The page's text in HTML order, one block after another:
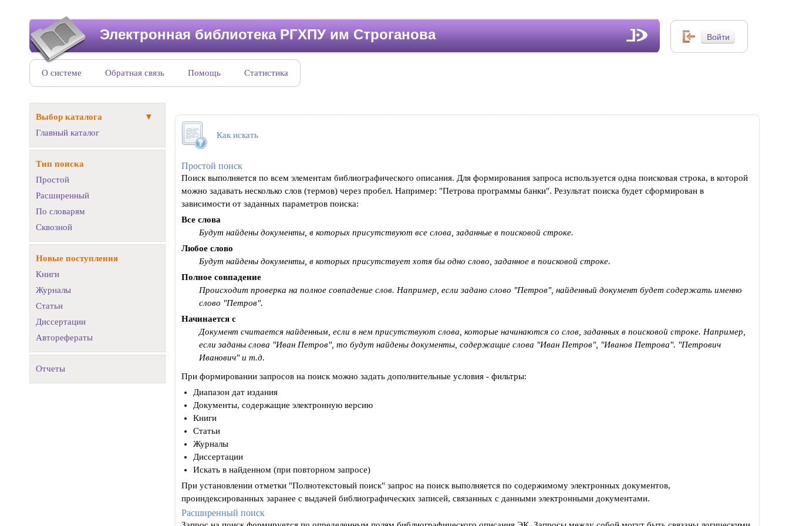
Электронная библиотека РГХПУ им Строганова
О системе Обратная связь Помощь Статистика
Выбор каталога
Главный каталог
Тип поиска
Простой
Расширенный
По словарям
Сквозной
Новые поступления
Книги
Журналы
Статьи
Диссертации
Авторефераты
Отчеты
Как искать
Простой поиск
Поиск выполняется по всем элементам библиографического описания. Для формирования запроса используется одна поисковая строка, в которой
можно задавать несколько слов (термов) через пробел. Например: "Петрова программы банки". Результат поиска будет сформирован в
зависимости от заданных параметров поиска:
Все слова
Будут найдены документы, в которых присутствуют все слова, заданные в поисковой строке.
Любое слово
Будут найдены документы, в которых присутствует хотя бы одно слово, заданное в поисковой строке.
Полное совпадение
Происходит проверка на полное совпадение слов. Например, если задано слово "Петров", найденный документ будет содержать именно
слово "Петров".
Начинается с
Документ считается найденным, если в нем присутствуют слова, которые начинаются со слов, заданных в поисковой строке. Например,
если заданы слова "Иван Петров", то будут найдены документы, содержащие слова "Иван Петров", "Иванов Петрова". "Петрович
Иванович" и т.д.
При формировании запросов на поиск можно задать дополнительные условия - фильтры:
Диапазон дат издания
Документы, содержащие электронную версию
Книги
Статьи
Журналы
Диссертации
Искать в найденном (при повторном запросе)
При установлении отметки "Полнотекстовый поиск" запрос на поиск выполняется по содержимому электронных документов,
проиндексированных заранее с выдачей библиографических записей, связанных с данными электронными документами.
Расширенный поиск